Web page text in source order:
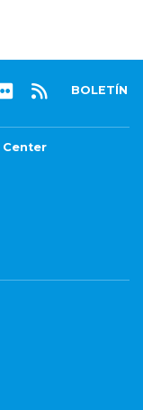
BOLETÍN
Center